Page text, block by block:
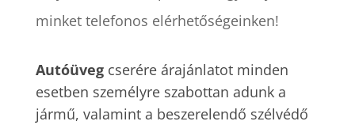
minket telefonos elérhetőségeinken!
Autóüvegcserére árajánlatot minden
esetben személyre szabottan adunk a
jármű, valamint a beszerelendő szélvédő